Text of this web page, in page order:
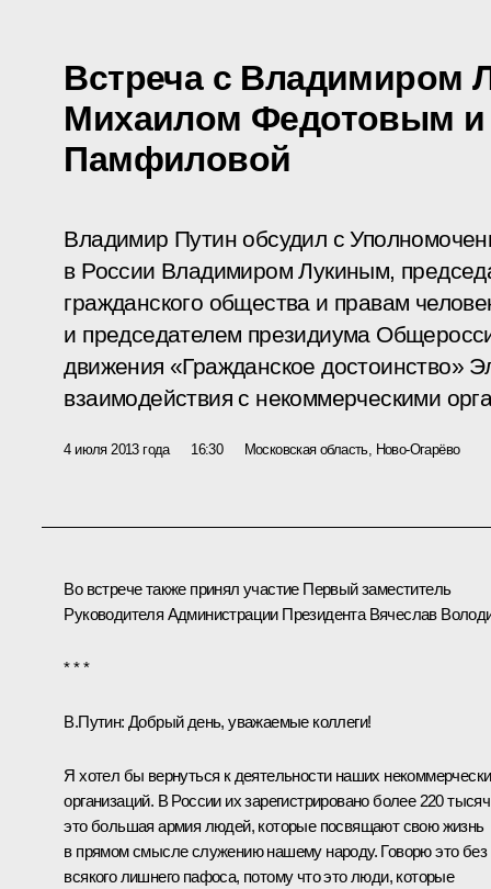
Встреча с Владимиром
Михаилом Федотовым
Памфиловой
Владимир Путин обсудил с
в России Владимиром Лукиным,
гражданского общества и правам
и председателем президиума
движения «Гражданское достоинство»
взаимодействия с некоммерческими
4 июля 2013 года 16:30 Московская область, Ново-Огарёво
Во встрече также принял участие Первый заместитель
Руководителя Администрации Президента Вячеслав
* * *
В.Путин: Добрый день, уважаемые коллеги!
Я хотел бы вернуться к деятельности наших
организаций. В России их зарегистрировано более 220
это большая армия людей, которые посвящают свою жизнь
в прямом смысле служению нашему народу. Говорю это без
всякого лишнего пафоса, потому что это люди, которые